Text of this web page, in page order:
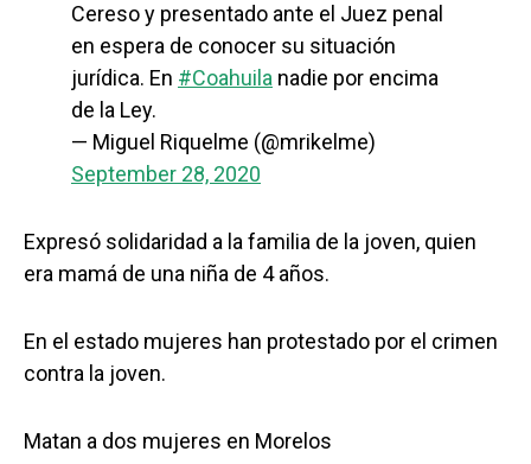
Cereso y presentado ante el Juez penal
en espera de conocer su situación
jurídica. En #Coahuila nadie por encima
de la Ley.
— Miguel Riquelme (@mrikelme)
September 28, 2020
Expresó solidaridad a la familia de la joven, quien
era mamá de una niña de 4 años.
En el estado mujeres han protestado por el crimen
contra la joven.
Matan a dos mujeres en Morelos